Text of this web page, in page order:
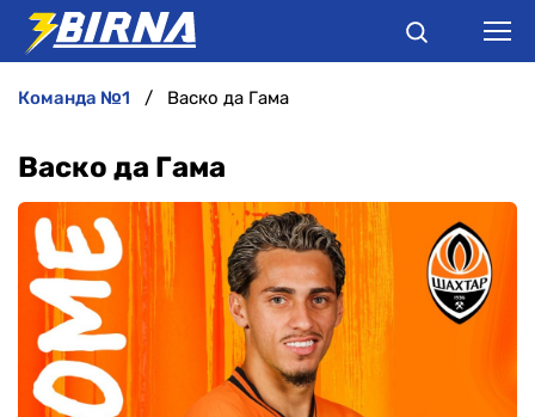
ІНТЕРВ'Ю
РІЗНЕ
БУКМЕКЕРИ
команда №1 Васко да Гама
Васко да Гама